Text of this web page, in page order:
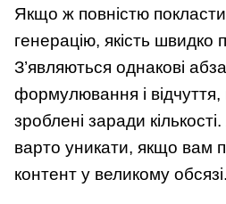
Якщо ж повністю
генерацію, якість швидко
З’являються однакові
формулювання і відчуття,
зроблені заради
варто уникати, якщо вам
контент у великому обсязі.